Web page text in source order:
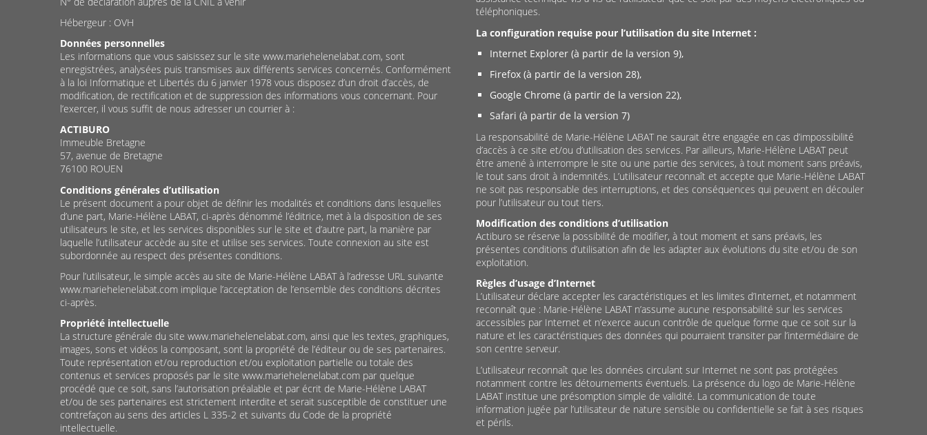
Hébergeur : OVH
Données personnelles
Les informations que vous saisissez sur le site www.mariehelenelabat.com, sont
enregistrées, analysées puis transmises aux différents services concernés. Conformément
à la loi Informatique et Libertés du 6 janvier 1978 vous disposez d’un droit d’accès, de
modification, de rectification et de suppression des informations vous concernant. Pour
l’exercer, il vous suffit de nous adresser un courrier à :
ACTIBURO
Immeuble Bretagne
57, avenue de Bretagne
76100 ROUEN
Conditions générales d’utilisation
Le présent document a pour objet de définir les modalités et conditions dans lesquelles
d’une part, Marie-Hélène LABAT, ci-après dénommé l’éditrice, met à la disposition de ses
utilisateurs le site, et les services disponibles sur le site et d’autre part, la manière par
laquelle l’utilisateur accède au site et utilise ses services. Toute connexion au site est
subordonnée au respect des présentes conditions.
Pour l’utilisateur, le simple accès au site de Marie-Hélène LABAT à l’adresse URL suivante
www.mariehelenelabat.com implique l’acceptation de l’ensemble des conditions décrites
ci-après.
Propriété intellectuelle
La structure générale du site www.mariehelenelabat.com, ainsi que les textes, graphiques,
images, sons et vidéos la composant, sont la propriété de l’éditeur ou de ses partenaires.
Toute représentation et/ou reproduction et/ou exploitation partielle ou totale des
contenus et services proposés par le site www.mariehelenelabat.com par quelque
procédé que ce soit, sans l’autorisation préalable et par écrit de Marie-Hélène LABAT
et/ou de ses partenaires est strictement interdite et serait susceptible de constituer une
contrefaçon au sens des articles L 335-2 et suivants du Code de la propriété
intellectuelle.
téléphoniques.
La configuration requise pour l’utilisation du site Internet :
Internet Explorer (à partir de la version 9),
Firefox (à partir de la version 28),
Google Chrome (à partir de la version 22),
Safari (à partir de la version 7)
La responsabilité de Marie-Hélène LABAT ne saurait être engagée en cas d’impossibilité
d’accès à ce site et/ou d’utilisation des services. Par ailleurs, Marie-Hélène LABAT peut
être amené à interrompre le site ou une partie des services, à tout moment sans préavis,
le tout sans droit à indemnités. L’utilisateur reconnaît et accepte que Marie-Hélène LABAT
ne soit pas responsable des interruptions, et des conséquences qui peuvent en découler
pour l’utilisateur ou tout tiers.
Modification des conditions d’utilisation
Actiburo se réserve la possibilité de modifier, à tout moment et sans préavis, les
présentes conditions d’utilisation afin de les adapter aux évolutions du site et/ou de son
exploitation.
Règles d’usage d’Internet
L’utilisateur déclare accepter les caractéristiques et les limites d’Internet, et notamment
reconnaît que : Marie-Hélène LABAT n’assume aucune responsabilité sur les services
accessibles par Internet et n’exerce aucun contrôle de quelque forme que ce soit sur la
nature et les caractéristiques des données qui pourraient transiter par l’intermédiaire de
son centre serveur.
L’utilisateur reconnaît que les données circulant sur Internet ne sont pas protégées
notamment contre les détournements éventuels. La présence du logo de Marie-Hélène
LABAT institue une présomption simple de validité. La communication de toute
information jugée par l’utilisateur de nature sensible ou confidentielle se fait à ses risques
et périls.